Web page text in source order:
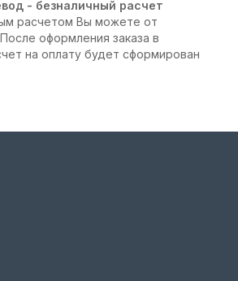
- безналичный расчет
расчетом Вы можете от
оформления заказа в
на оплату будет сформирован